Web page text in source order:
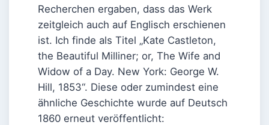
Recherchen ergaben, dass das Werk
zeitgleich auch auf Englisch erschienen
ist. Ich finde als Titel „Kate Castleton,
the Beautiful Milliner; or, The Wife and
Widow of a Day. New York: George W.
Hill, 1853“. Diese oder zumindest eine
ähnliche Geschichte wurde auf Deutsch
1860 erneut veröffentlicht: